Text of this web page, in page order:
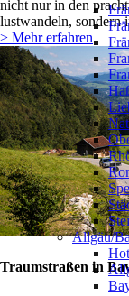
nicht nur in den
lustwandeln, sondern
> Mehr erfahren
Traumstraßen in
Allgäu/